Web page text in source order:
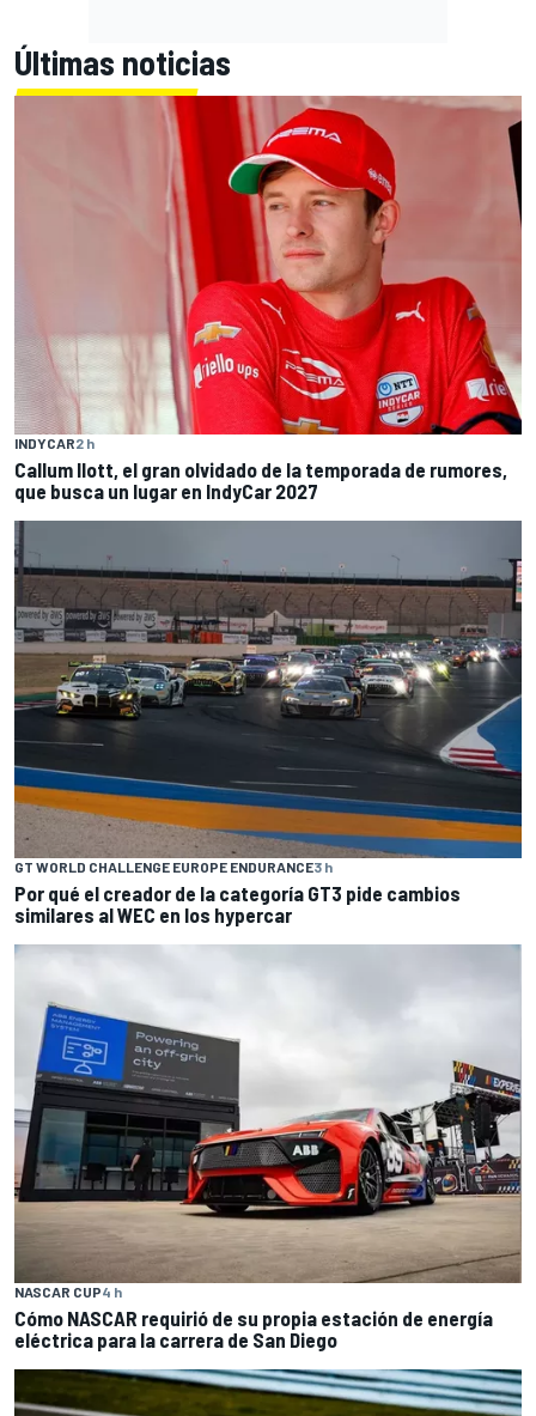
Últimas noticias
INDYCAR2 h
Callum Ilott, el gran olvidado de la temporada de rumores,
que busca un lugar en IndyCar 2027
GT WORLD CHALLENGE EUROPE ENDURANCE3 h
Por qué el creador de la categoría GT3 pide cambios
similares al WEC en los hypercar
NASCAR CUP4 h
Cómo NASCAR requirió de su propia estación de energía
eléctrica para la carrera de San Diego